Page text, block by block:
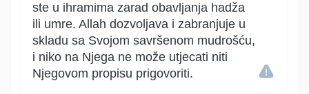
ste u ihramima zarad obavljanja hadža
ili umre. Allah dozvoljava i zabranjuje u
skladu sa Svojom savršenom mudrošću,
i niko na Njega ne može utjecati niti
Njegovom propisu prigovoriti.